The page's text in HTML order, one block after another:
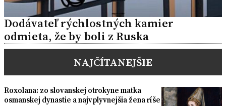
Dodávateľ rýchlostných kamier
odmieta, že by boli z Ruska
NAJČÍTANEJŠIE
Roxolana: zo slovanskej otrokyne matka
osmanskej dynastie a najvplyvnejšia žena ríše